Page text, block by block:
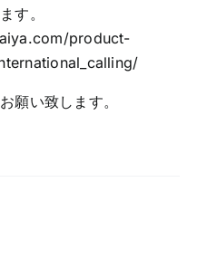
す。
product-
願い致します。